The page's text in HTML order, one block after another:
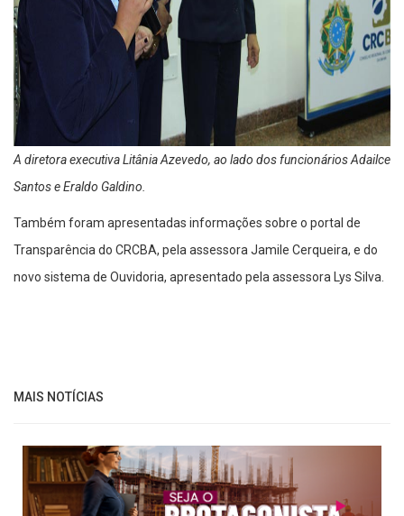
A diretora executiva Litânia Azevedo, ao lado dos funcionários Adailce
Santos e Eraldo Galdino.
Também foram apresentadas informações sobre o portal de
Transparência do CRCBA, pela assessora Jamile Cerqueira, e do
novo sistema de Ouvidoria, apresentado pela assessora Lys Silva.
MAIS NOTÍCIAS